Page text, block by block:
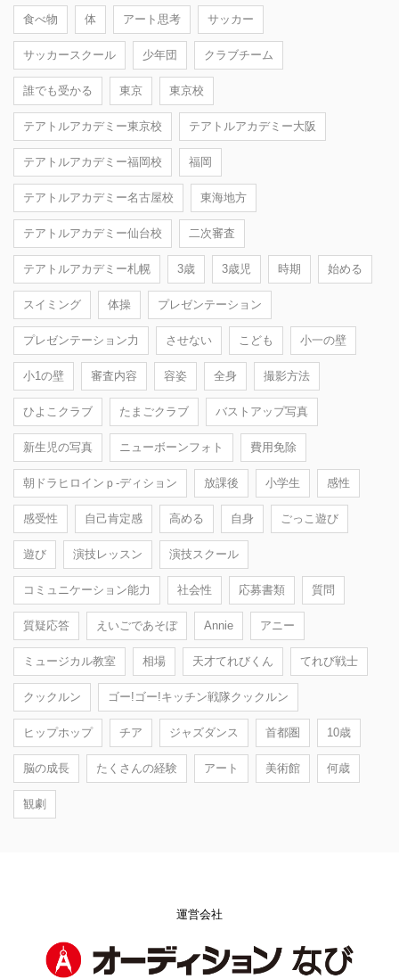
食べ物 体 アート思考 サッカー
サッカースクール 少年団 クラブチーム
誰でも受かる 東京 東京校
テアトルアカデミー東京校 テアトルアカデミー大阪
テアトルアカデミー福岡校 福岡
テアトルアカデミー名古屋校 東海地方
テアトルアカデミー仙台校 二次審査
テアトルアカデミー札幌 3歳 3歳児 時期 始める
スイミング 体操 プレゼンテーション
プレゼンテーション力 させない こども 小一の壁
小1の壁 審査内容 容姿 全身 撮影方法
ひよこクラブ たまごクラブ バストアップ写真
新生児の写真 ニューボーンフォト 費用免除
朝ドラヒロインｐ-ディション 放課後 小学生 感性
感受性 自己肯定感 高める 自身 ごっこ遊び
遊び 演技レッスン 演技スクール
コミュニケーション能力 社会性 応募書類 質問
質疑応答 えいごであそぼ Annie アニー
ミュージカル教室 相場 天才てれびくん てれび戦士
クックルン ゴー!ゴー!キッチン戦隊クックルン
ヒップホップ チア ジャズダンス 首都圏 10歳
脳の成長 たくさんの経験 アート 美術館 何歳
観劇
運営会社